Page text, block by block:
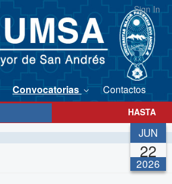
Sign In
Convocatorias
Contactos
HASTA
JUN
22
2026